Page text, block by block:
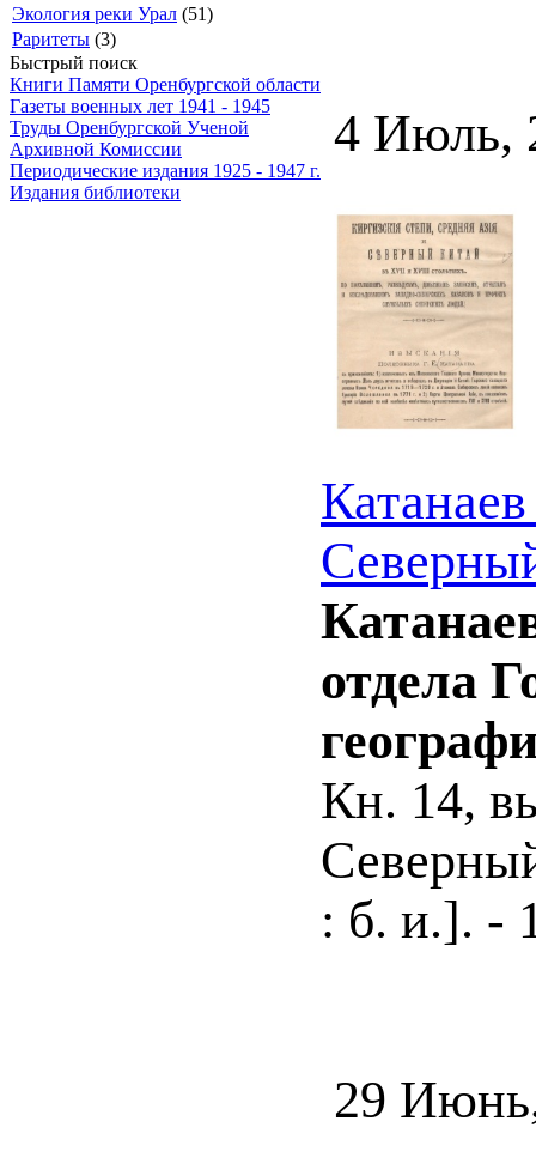
Экология реки Урал (51)
Раритеты (3)
Быстрый поиск
Книги Памяти Оренбургской области
Газеты военных лет 1941 - 1945
Труды Оренбургской Ученой
Архивной Комиссии
Периодические издания 1925 - 1947 г.
Издания библиотеки
4 Июль,
отдела
Кн. 14,
: б. и.]. -
29